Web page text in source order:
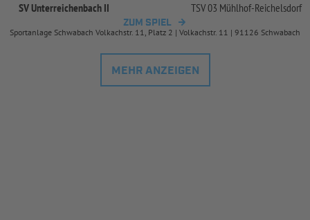
SV Unterreichenbach II TSV 03 Mühlhof-Reichelsdorf
ZUM SPIEL
Sportanlage Schwabach Volkachstr. 11, Platz 2 | Volkachstr. 11 | 91126 Schwabach
MEHR ANZEIGEN